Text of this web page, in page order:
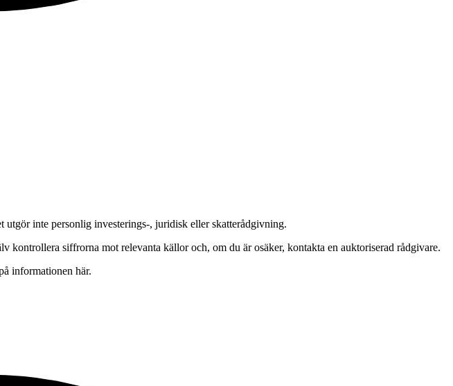
inte personlig investerings-, juridisk eller skatterådgivning.
siffrorna mot relevanta källor och, om du är osäker, kontakta en auktoriserad rådgivare.
informationen här.